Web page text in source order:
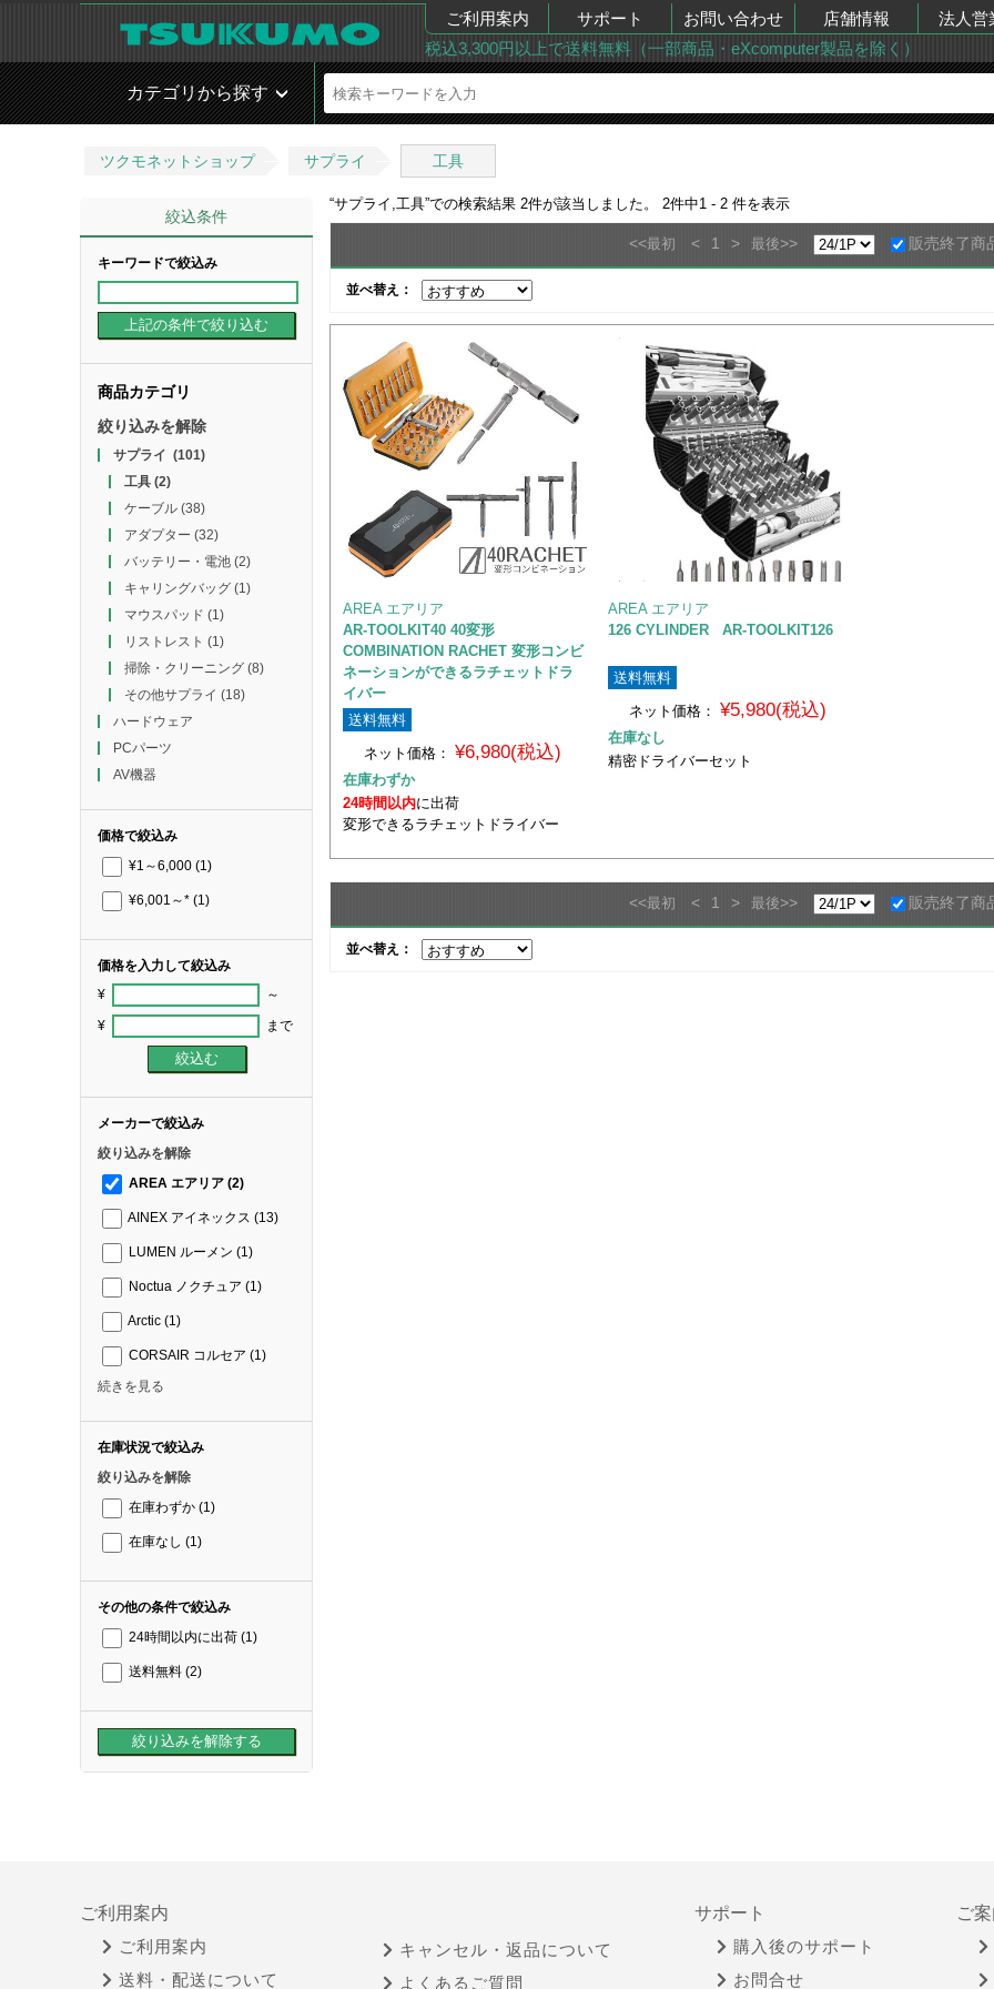
ご利用案内 サポート お問い合わせ 店舗情報 法人営
税込3,300円以上で送料無料（一部商品・eXcomputer製品を除く）
カテゴリから探す
ツクモネットショップ サプライ 工具
絞込条件
キーワードで絞込み
商品カテゴリ
絞り込みを解除
サプライ (101)
工具(2)
ケーブル(38)
アダプター (32)
バッテリー・電池(2)
キャリングバッグ(1)
マウスパッド (1)
リストレスト (1)
掃除・クリーニング(8)
その他サプライ (18)
ハードウェア
PCパーツ
AV機器
価格で絞込み
¥1～6,000 (1)
¥6,001～* (1)
価格を入力して絞込み
¥ ～
¥ まで
メーカーで絞込み
絞り込みを解除
AREA エアリア (2)
AINEX アイネックス (13)
LUMEN ルーメン (1)
Noctua ノクチュア (1)
Arctic (1)
CORSAIR コルセア (1)
続きを見る
在庫状況で絞込み
絞り込みを解除
在庫わずか (1)
在庫なし (1)
その他の条件で絞込み
24時間以内に出荷 (1)
送料無料 (2)
“サプライ,工具”での検索結果 2件が該当しました。 2件中1 - 2 件を表示
<<最初 < 1 > 最後>> 販売終了商
並べ替え：
AREA エアリア
AR-TOOLKIT40 40変形
COMBINATION RACHET 変形コンビ
ネーションができるラチェットドラ
イバー
送料無料
ネット価格： ¥6,980(税込)
在庫わずか
24時間以内に出荷
変形できるラチェットドライバー
AREA エアリア
126 CYLINDER AR-TOOLKIT126
送料無料
ネット価格： ¥5,980(税込)
在庫なし
精密ドライバーセット
<<最初 < 1 > 最後>> 販売終了商
並べ替え：
ご利用案内
ご利用案内
送料・配送について
キャンセル・返品について
よくあるご質問
サポート
購入後のサポート
お問合せ
ご